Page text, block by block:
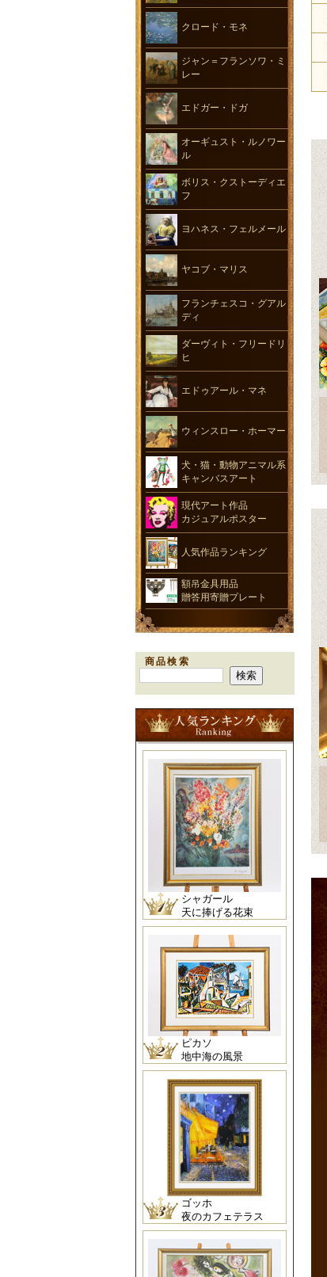
クロード・モネ
ジャン＝フランソワ・ミ
レー
エドガー・ドガ
オーギュスト・ルノワー
ル
ボリス・クストーディエ
フ
ヨハネス・フェルメール
ヤコブ・マリス
フランチェスコ・グアル
ディ
ダーヴィト・フリードリ
ヒ
エドゥアール・マネ
ウィンスロー・ホーマー
犬・猫・動物アニマル系
キャンバスアート
現代アート作品
カジュアルポスター
人気作品ランキング
額吊金具用品
贈答用寄贈プレート
商品検索
シャガール
天に捧げる花束
ピカソ
地中海の風景
ゴッホ
夜のカフェテラス